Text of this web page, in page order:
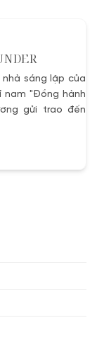
nhà sáng lập của
nam "Đồng hành
gửi trao đến